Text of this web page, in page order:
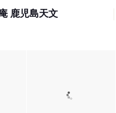
鹿児島天文